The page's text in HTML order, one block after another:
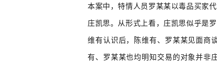
本案中，特情人员罗某某以毒品买家
庄凯思。从形式上看，庄凯思似乎是
维有认识后，陈维有、罗某某见面商
有、罗某某也均明知交易的对象并非